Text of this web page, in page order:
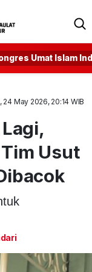
Umat Islam
24 May 2026, 20:14 WIB
Usut